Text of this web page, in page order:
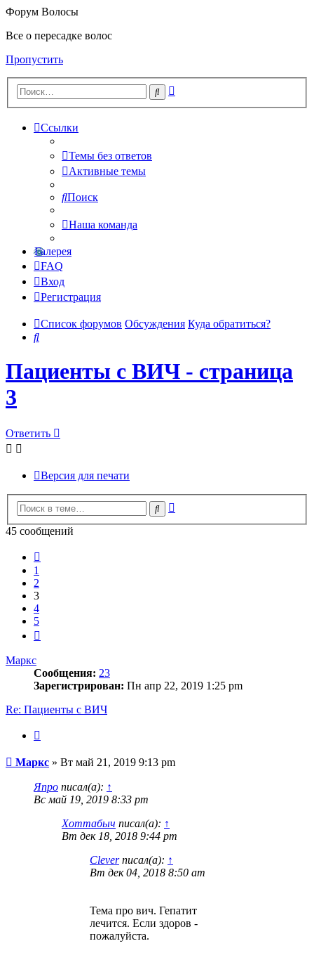
Форум Волосы
Все о пересадке волос
Пропустить
Поиск
Ссылки
Темы без ответов
Активные темы
Поиск
Наша команда
Галерея
FAQ
Вход
Регистрация
Список форумов Обсуждения Куда обратиться?
Поиск
Пациенты с ВИЧ - страница
3
Ответить
Версия для печати
Поиск
45 сообщений
1
2
3
4
5
Маркс
Сообщения: 23
Зарегистрирован: Пн апр 22, 2019 1:25 pm
Re: Пациенты с ВИЧ
Сообщение
Маркс » Вт май 21, 2019 9:13 pm
Япро писал(а): ↑
Вс май 19, 2019 8:33 pm
Хоттабыч писал(а): ↑
Вт дек 18, 2018 9:44 pm
Cleverписал(а): ↑
Вт дек 04, 2018 8:50 am
Тема про вич. Гепатит
лечится. Если здоров -
пожалуйста.